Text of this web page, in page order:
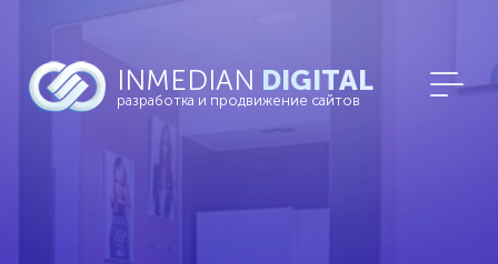
INMEDIAN DIGITAL
разработка и продвижение сайтов